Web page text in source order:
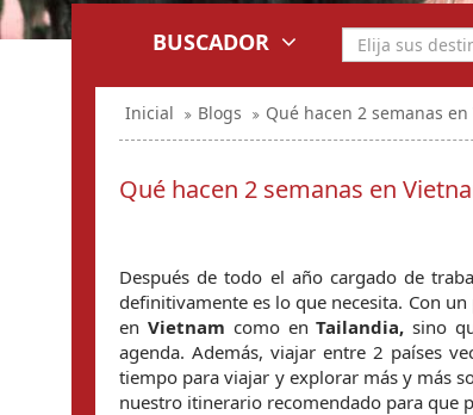
BUSCADOR
Inicial Blogs Qué hacen 2 semanas
Qué hacen 2 semanas en
Después de todo el año cargado de
definitivamente es lo que necesita. Con
en Vietnam como en Tailandia, sino
agenda. Además, viajar entre 2 países
tiempo para viajar y explorar más y más
nuestro itinerario recomendado para que